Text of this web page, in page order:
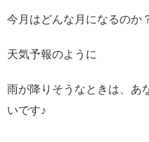
今月はどんな月になるのか
天気予報のように
雨が降りそうなときは、あ
いです♪